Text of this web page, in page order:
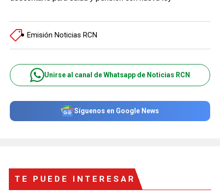
Emisión Noticias RCN
Unirse al canal de Whatsapp de Noticias RCN
Síguenos en Google News
TE PUEDE INTERESAR